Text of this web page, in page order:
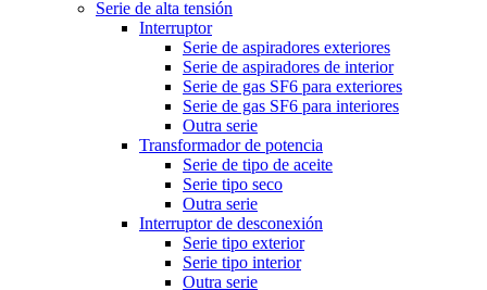
Serie de alta tensión
Interruptor
Serie de aspiradores exteriores
Serie de aspiradores de interior
Serie de gas SF6 para exteriores
Serie de gas SF6 para interiores
Outra serie
Transformador de potencia
Serie de tipo de aceite
Serie tipo seco
Outra serie
Interruptor de desconexión
Serie tipo exterior
Serie tipo interior
Outra serie